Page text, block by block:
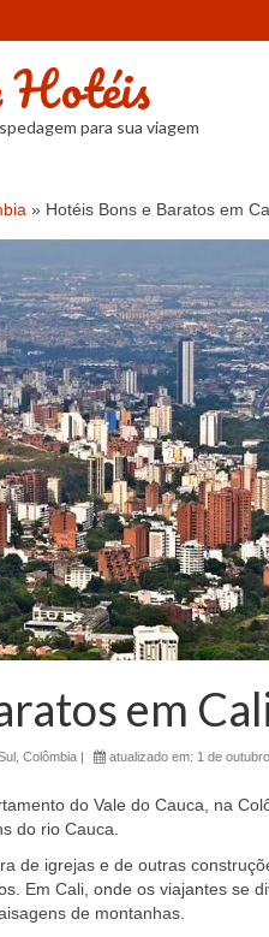
Hotéis
para sua viagem
» Hotéis Bons e Baratos em
em
Colômbia | atualizado em: 1 de
do Vale do Cauca, na
do rio Cauca.
de igrejas e de outras
Em Cali, onde os viajantes se
de montanhas.